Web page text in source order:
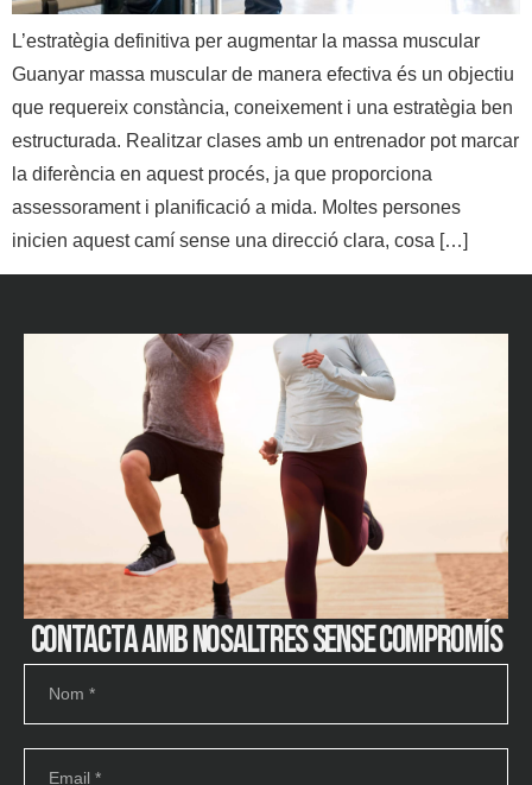
L’estratègia definitiva per augmentar la massa muscular
Guanyar massa muscular de manera efectiva és un objectiu
que requereix constància, coneixement i una estratègia ben
estructurada. Realitzar clases amb un entrenador pot marcar
la diferència en aquest procés, ja que proporciona
assessorament i planificació a mida. Moltes persones
inicien aquest camí sense una direcció clara, cosa […]
Contacta amb nosaltres sense compromís